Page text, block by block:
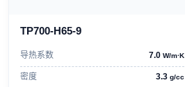
TP700-H65-9
导热系数 7.0W/m·K
密度 3.3g/cc